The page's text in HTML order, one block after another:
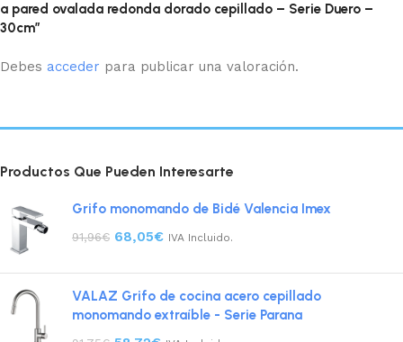
a pared ovalada redonda dorado cepillado – Serie Duero –
30cm”
Debes acceder para publicar una valoración.
Productos Que Pueden Interesarte
Grifo monomando de Bidé Valencia Imex
91,96€ 68,05€ IVA Incluido.
VALAZ Grifo de cocina acero cepillado
monomando extraíble - Serie Parana